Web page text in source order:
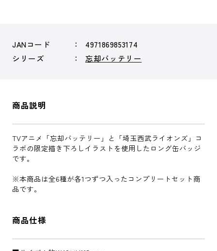
JANコード
4971869853174
シリーズ
忘却バッテリー
商品説明
TVアニメ「忘却バッテリー」と「埼玉西武ライオンズ」コ
ラボの限定描き下ろしイラストを使用したロング缶バッジ
です。
※本商品は全6種が各1つずつ入ったコンプリートセット商
品です。
商品仕様